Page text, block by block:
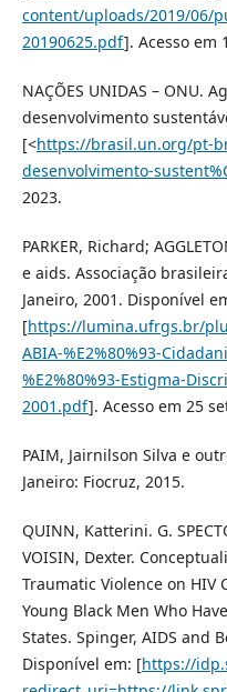
content/uploads/2019/06/
20190625.pdf]. Acesso em
NAÇÕES UNIDAS – ONU.
desenvolvimento
[<https://brasil.un.org/pt-
desenvolvimento-
2023.
PARKER, Richard;
e aids. Associação
Janeiro, 2001. Disponível
[https://lumina.ufrgs.br/
ABIA-%E2%80%93-
%E2%80%93-Estigma-
2001.pdf]. Acesso em 25
PAIM, Jairnilson Silva e
Janeiro: Fiocruz, 2015.
QUINN, Katterini. G.
VOISIN, Dexter.
Traumatic Violence on HIV
Young Black Men Who
States. Spinger, AIDS and
Disponível em: [https://